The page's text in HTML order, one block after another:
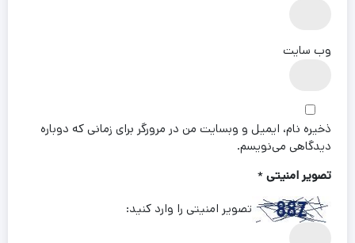
وب‌ سایت
ذخیره نام، ایمیل و وبسایت من در مرورگر برای زمانی که دوباره
دیدگاهی می‌نویسم.
تصویر امنیتی*
تصویر امنیتی را وارد کنید: